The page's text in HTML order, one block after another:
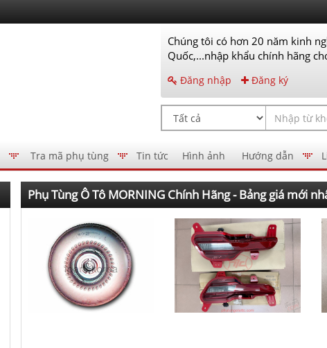
Chúng tôi có hơn 20 năm kinh
Quốc,...nhập khẩu chính hãng
Đăng nhập Đăng ký
Tra mã phụ tùng Tin tức Hình ảnh Hướng dẫn
Phụ Tùng Ô Tô MORNING Chính Hãng - Bảng giá mới